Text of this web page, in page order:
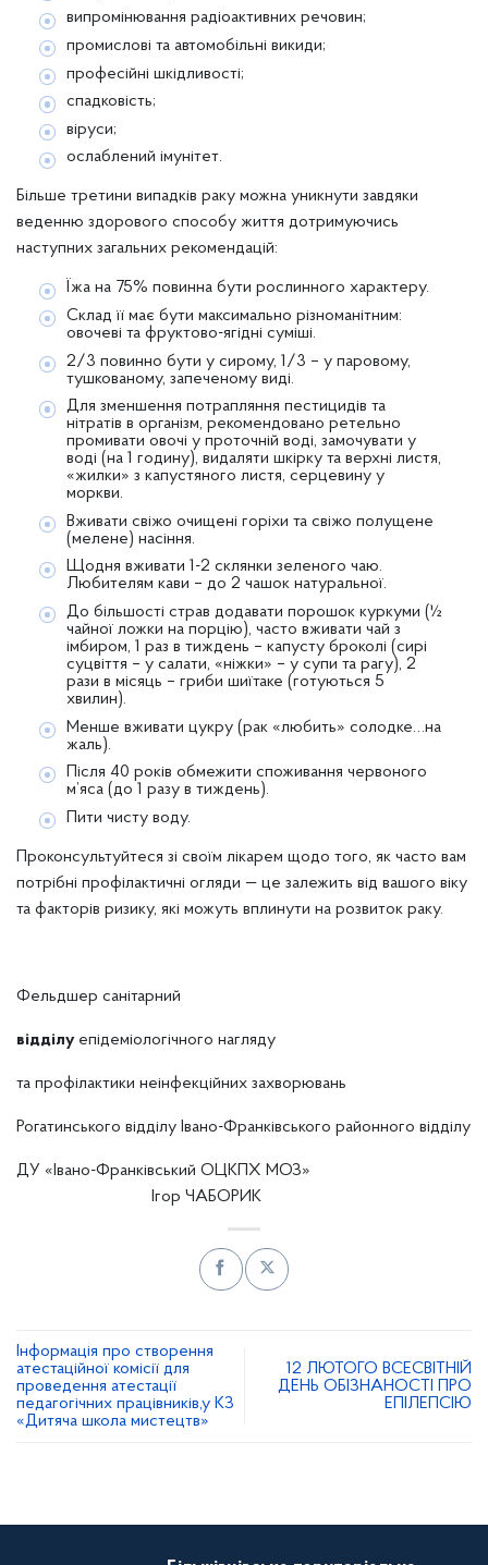
випромінювання радіоактивних речовин;
промислові та автомобільні викиди;
професійні шкідливості;
спадковість;
віруси;
ослаблений імунітет.
Більше третини випадків раку можна уникнути завдяки
веденню здорового способу життя дотримуючись
наступних загальних рекомендацій:
Їжа на 75% повинна бути рослинного характеру.
Склад її має бути максимально різноманітним:
овочеві та фруктово-ягідні суміші.
2/3 повинно бути у сирому, 1/3 – у паровому,
тушкованому, запеченому виді.
Для зменшення потрапляння пестицидів та
нітратів в організм, рекомендовано ретельно
промивати овочі у проточній воді, замочувати у
воді (на 1 годину), видаляти шкірку та верхні листя,
«жилки» з капустяного листя, серцевину у
моркви.
Вживати свіжо очищені горіхи та свіжо полущене
(мелене) насіння.
Щодня вживати 1-2 склянки зеленого чаю.
Любителям кави – до 2 чашок натуральної.
До більшості страв додавати порошок куркуми (½
чайної ложки на порцію), часто вживати чай з
імбиром, 1 раз в тиждень – капусту броколі (сирі
суцвіття – у салати, «ніжки» – у супи та рагу), 2
рази в місяць – гриби шиїтаке (готуються 5
хвилин).
Менше вживати цукру (рак «любить» солодке…на
жаль).
Після 40 років обмежити споживання червоного
м’яса (до 1 разу в тиждень).
Пити чисту воду.
Проконсультуйтеся зі своїм лікарем щодо того, як часто вам
потрібні профілактичні огляди — це залежить від вашого віку
та факторів ризику, які можуть вплинути на розвиток раку.
Фельдшер санітарний
відділу епідеміологічного нагляду
та профілактики неінфекційних захворювань
Рогатинського відділу Івано-Франківського районного відділу
ДУ «Івано-Франківський ОЦКПХ МОЗ»
Ігор ЧАБОРИК
Інформація про створення
атестаційної комісії для
проведення атестації
педагогічних працівників,у КЗ
«Дитяча школа мистецтв»
12 ЛЮТОГО ВСЕСВІТНІЙ
ДЕНЬ ОБІЗНАНОСТІ ПРО
ЕПІЛЕПСІЮ